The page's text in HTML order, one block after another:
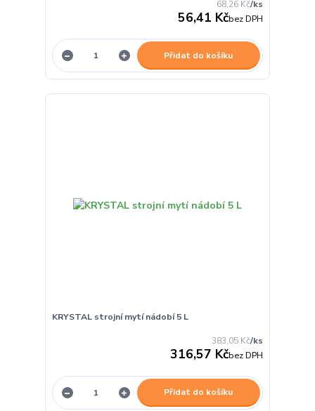
68,26 Kč/ks
56,41 Kčbez DPH
Přidat do košíku
KRYSTAL strojní mytí nádobí 5 L
383,05 Kč/ks
316,57 Kčbez DPH
Přidat do košíku